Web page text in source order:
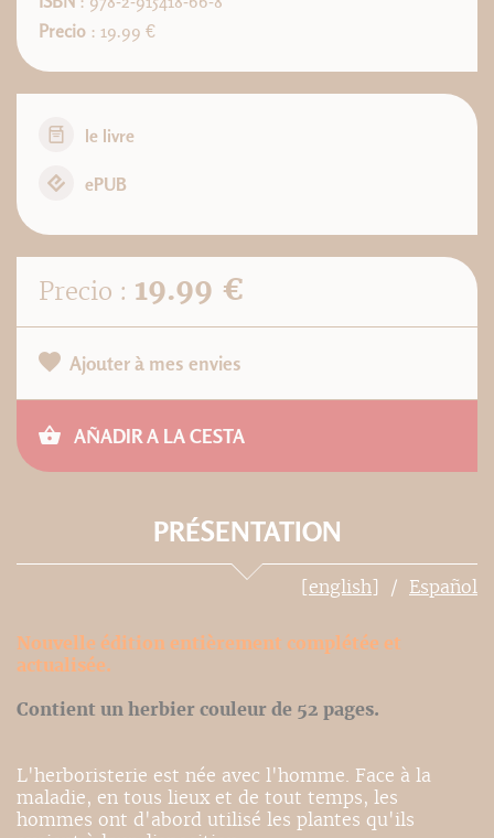
Precio : 19.99 €
le livre
ePUB
Precio : 19.99 €
Ajouter à mes envies
AÑADIR A LA CESTA
PRÉSENTATION
[english] Español
Nouvelle édition entièrement complétée et
actualisée.
Contient un herbier couleur de 52 pages.
L'herboristerie est née avec l'homme. Face à la
maladie, en tous lieux et de tout temps, les
hommes ont d'abord utilisé les plantes qu'ils